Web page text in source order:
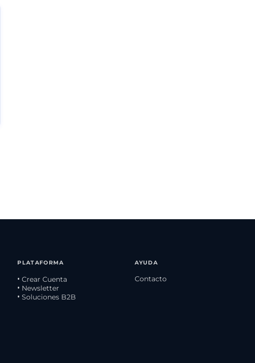
PLATAFORMA
• Crear Cuenta
• Newsletter
• Soluciones B2B
AYUDA
Contacto